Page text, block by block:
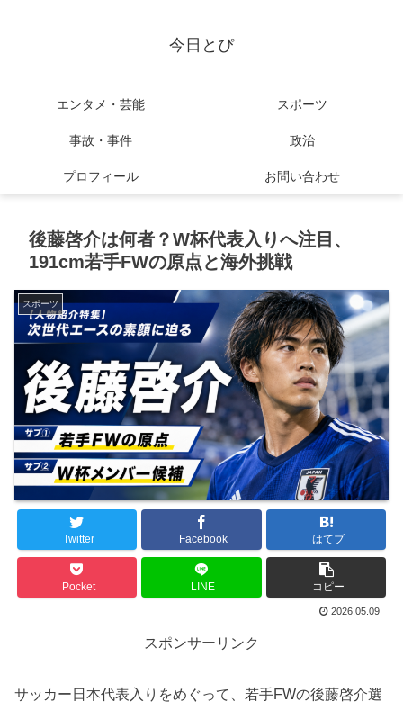
今日とぴ
エンタメ・芸能 スポーツ
事故・事件 政治
プロフィール お問い合わせ
後藤啓介は何者？W杯代表入りへ注目、
191cm若手FWの原点と海外挑戦
スポーツ
Twitter Facebook はてブ
Pocket LINE コピー
2026.05.09
スポンサーリンク
サッカー日本代表入りをめぐって、若手FWの後藤啓介選